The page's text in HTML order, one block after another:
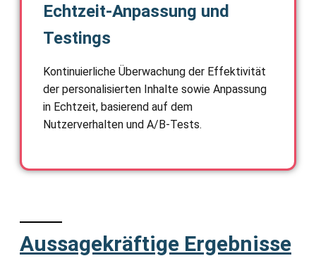
Echtzeit-Anpassung und
Testings
Kontinuierliche Überwachung der Effektivität
der personalisierten Inhalte sowie Anpassung
in Echtzeit, basierend auf dem
Nutzerverhalten und A/B-Tests.
Aussagekräftige Ergebnisse